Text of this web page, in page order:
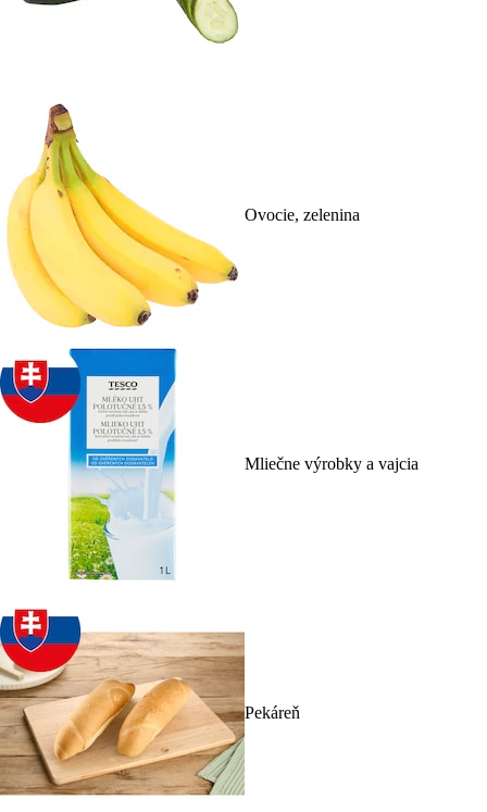
Ovocie, zelenina
Mliečne výrobky a vajcia
Pekáreň